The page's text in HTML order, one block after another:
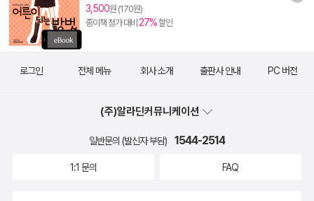
3,500원 (170원)
종이책 정가 대비 27%할인
로그인 전체 메뉴 회사 소개 출판사 안내 PC 버전
(주)알라딘커뮤니케이션
일반문의 (발신자 부담) 1544-2514
1:1 문의 FAQ